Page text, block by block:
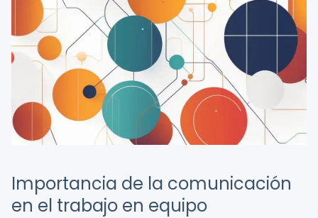
Importancia de la comunicación
en el trabajo en equipo